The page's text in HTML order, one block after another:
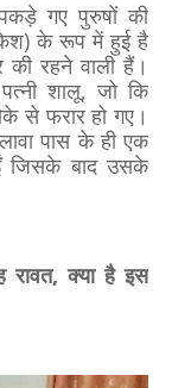
गए पुरुषों की
के रूप में हुई है
रहने वाली हैं।
शालू, जो कि
से फरार हो गए।
पास के ही एक
जिसके बाद उसके
रावत, क्या है इस